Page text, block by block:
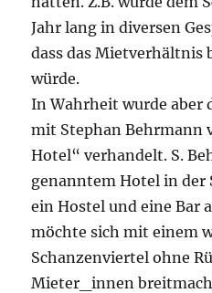
Jahr lang in diversen
dass das Mietverhältnis
würde.
In Wahrheit wurde aber
mit Stephan Behrmann
Hotel“ verhandelt. S.
genanntem Hotel in der
ein Hostel und eine Bar
möchte sich mit einem
Schanzenviertel ohne
Mieter_innen